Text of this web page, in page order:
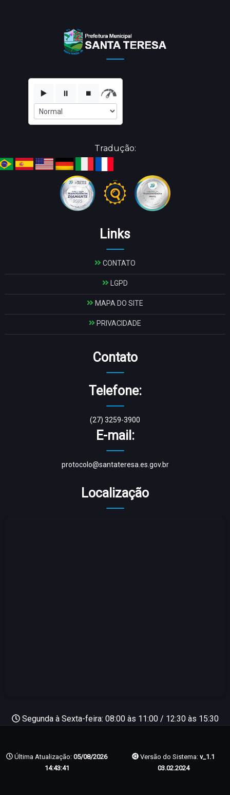
▶️ ⏸️ ⏹️
Tradução:
Links
CONTATO
LGPD
MAPA DO SITE
PRIVACIDADE
Contato
Telefone:
(27) 3259-3900
E-mail:
protocolo@santateresa.es.gov.br
Localização
Segunda à Sexta-feira: 08:00 às 11:00 / 12:30 às 15:30
Última Atualização: 05/08/2026
14:43:41
Versão do Sistema: v_1.1
03.02.2024